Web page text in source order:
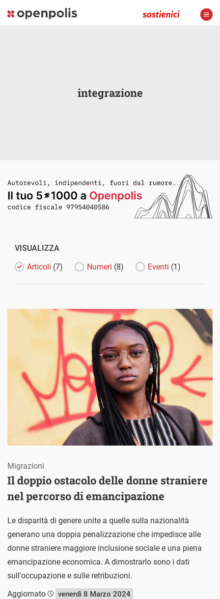
integrazione
VISUALIZZA
Articoli (7) Numeri (8) Eventi (1)
Il doppio ostacolo delle donne straniere
nel percorso di emancipazione
Migrazioni
Le disparità di genere unite a quelle sulla nazionalità
generano una doppia penalizzazione che impedisce alle
donne straniere maggiore inclusione sociale e una piena
emancipazione economica. A dimostrarlo sono i dati
sull'occupazione e sulle retribuzioni.
Aggiornato
venerdì 8 Marzo 2024